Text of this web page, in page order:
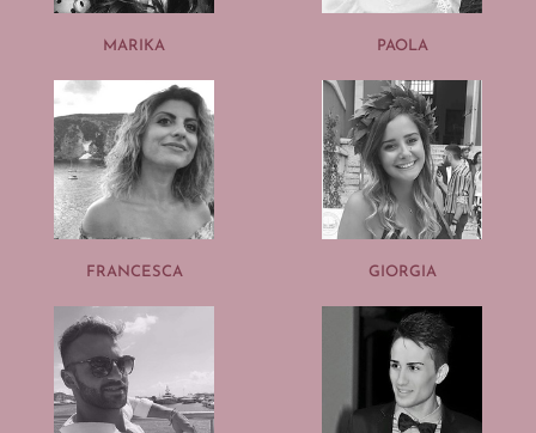
MARIKA PAOLA
FRANCESCA GIORGIA